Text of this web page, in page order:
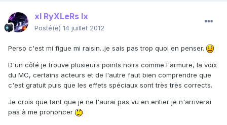
xI RyXLeRs Ix
Posté(e) 14 juillet 2012
Perso c'est mi figue mi raisin...je sais pas trop quoi en penser.
D'un côté je trouve plusieurs points noirs comme l'armure, la voix
du MC, certains acteurs et de l'autre faut bien comprendre que
c'est gratuit puis que les effets spéciaux sont très très corrects.
Je crois que tant que je ne l'aurai pas vu en entier je n'arriverai
pas à me prononcer